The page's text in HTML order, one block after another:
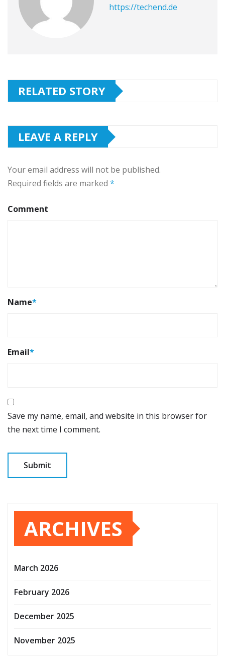
https://techend.de
RELATED STORY
LEAVE A REPLY
Your email address will not be published.
Required fields are marked *
Comment
Name*
Email*
Save my name, email, and website in this browser for
the next time I comment.
ARCHIVES
March 2026
February 2026
December 2025
November 2025